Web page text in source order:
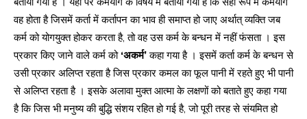
वह होता है जिसमें कर्ता में कर्तापन का भाव ही समाप्त हो जाए अर्थात् व्यक्ति जब
कर्म को योगयुक्त होकर करता है, तो वह उस कर्म के बन्धन में नहीं फंसता । इस
प्रकार किए जाने वाले कर्म को ‘अकर्म’कहा गया है । इसमें कर्ता कर्म के बन्धन से
उसी प्रकार अलिप्त रहता है जिस प्रकार कमल का फूल पानी में रहते हुए भी पानी
से अलिप्त रहता है । इसके अलावा मुक्त आत्मा के लक्षणों को बताते हुए कहा गया
है कि जिस भी मनुष्य की बुद्धि संशय रहित हो गई है, जो पूरी तरह से संयमित हो